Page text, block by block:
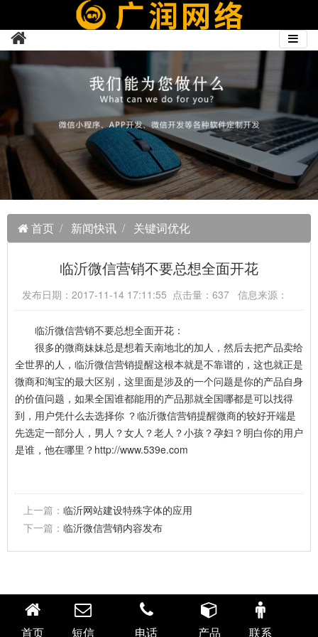
首页 新闻快讯 关键词优化
临沂微信营销不要总想全面开花
发布日期：2017-11-14 17:11:55 点击量：637 信息来源：
临沂微信营销不要总想全面开花：
很多的微商妹妹总是想着天南地北的加人，然后去把产品卖给
全世界的人，临沂微信营销提醒这根本就是不靠谱的，这也就正是
微商和淘宝的最大区别，这里面是涉及的一个问题是你的产品自身
的价值问题，如果全国谁都能用的产品那就全国哪都是可以找得
到，用户凭什么去选择你 ？临沂微信营销提醒微商的较好开端是
先选定一部分人，男人？女人？老人？小孩？孕妇？明白你的用户
是谁，他在哪里？ http://www.539e.com
上一篇： 临沂网站建设特殊字体的应用
下一篇： 临沂微信营销内容发布
首页 短信 电话 产品 联系